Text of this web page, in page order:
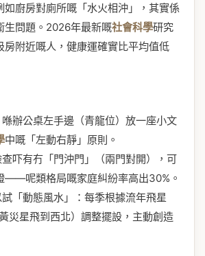
如廚房對廁所嘅「水火相沖」，其實係
生問題。2026年最新嘅社會科學研究
房附近嘅人，健康運確實比平均值低
辦公桌左手邊（青龍位）放一座小文
中嘅「左動右靜」原則。
吓有冇「門沖門」（兩門對開），可
——呢類格局嘅家庭糾紛率高出30%。
「動態風水」：每季根據流年飛星
災星飛到西北）調整擺設，主動創造